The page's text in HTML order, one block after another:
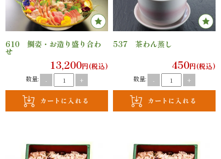
利
610 鯛姿・お造り盛り合わ
せ
13,200円(税込)
数量: - +
537 茶わん蒸し
450円(税込)
数量: - +